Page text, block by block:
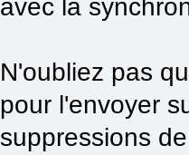
avec la
N'oubliez pas
pour l'envoyer
suppressions